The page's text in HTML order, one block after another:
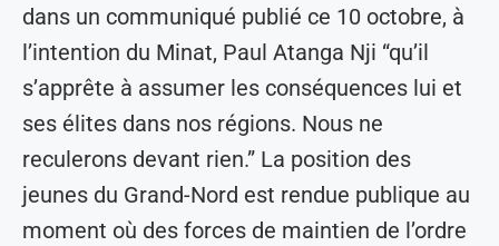
dans un communiqué publié ce 10 octobre, à
l’intention du Minat, Paul Atanga Nji “qu’il
s’apprête à assumer les conséquences lui et
ses élites dans nos régions. Nous ne
reculerons devant rien.” La position des
jeunes du Grand-Nord est rendue publique au
moment où des forces de maintien de l’ordre